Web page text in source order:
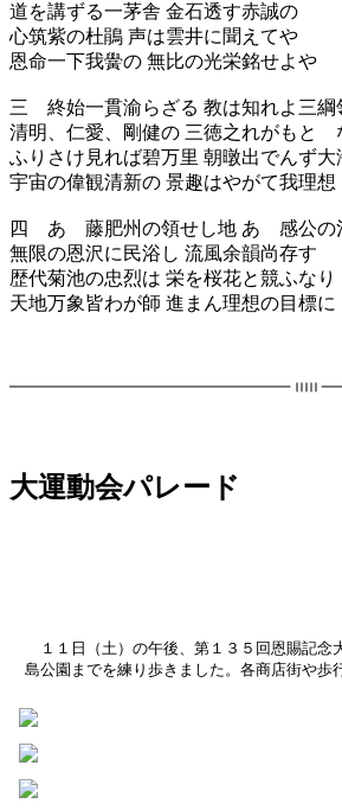
道を講ずる一茅舎 金石透す赤誠の
心筑紫の杜鵑 声は雲井に聞えてや
恩命一下我黌の 無比の光栄銘せよや
三 終始一貫渝らざる 教は知れよ三綱
清明、仁愛、剛健の 三徳之れがもとゝ
ふりさけ見れば碧万里 朝暾出でんず大
宇宙の偉観清新の 景趣はやがて我理想
四 あゝ藤肥州の領せし地 あゝ感公の
無限の恩沢に民浴し 流風余韻尚存す
歴代菊池の忠烈は 栄を桜花と競ふなり
天地万象皆わが師 進まん理想の目標に
大運動会パレード
１１日（土）の午後、第１３５回恩賜記念
島公園までを練り歩きました。各商店街や歩